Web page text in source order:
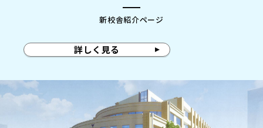
新校舎紹介ページ
詳しく見る